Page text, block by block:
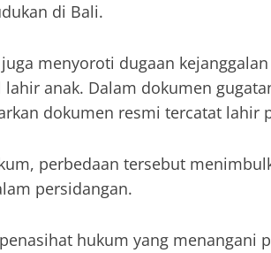
di Bali.
menyoroti dugaan
anak. Dalam dokumen
dokumen resmi tercatat lahir
perbedaan tersebut
persidangan.
hukum yang menangani